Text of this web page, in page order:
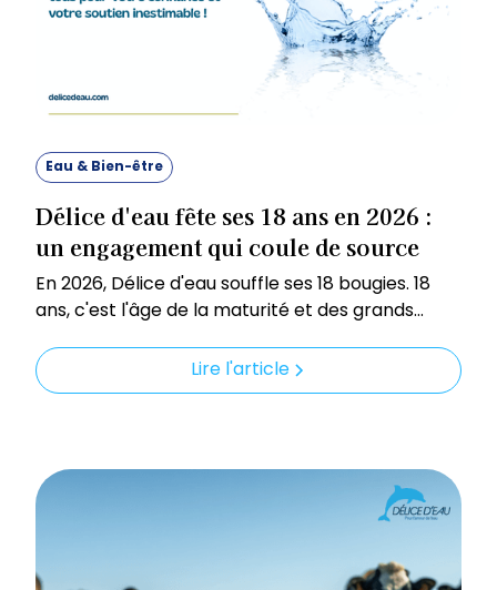
Eau & Bien-être
Délice d'eau fête ses 18 ans en 2026 :
un engagement qui coule de source
En 2026, Délice d'eau souffle ses 18 bougies. 18
ans, c'est l'âge de la maturité et des grands
Dordogne, c'est surtout une belle histoire de
passion et d'éthique qui se poursuit.
Lire l'article